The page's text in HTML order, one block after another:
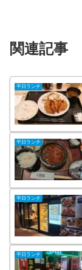
関連記事
平日ランチ
平日ランチ
平日ランチ
平日ランチ